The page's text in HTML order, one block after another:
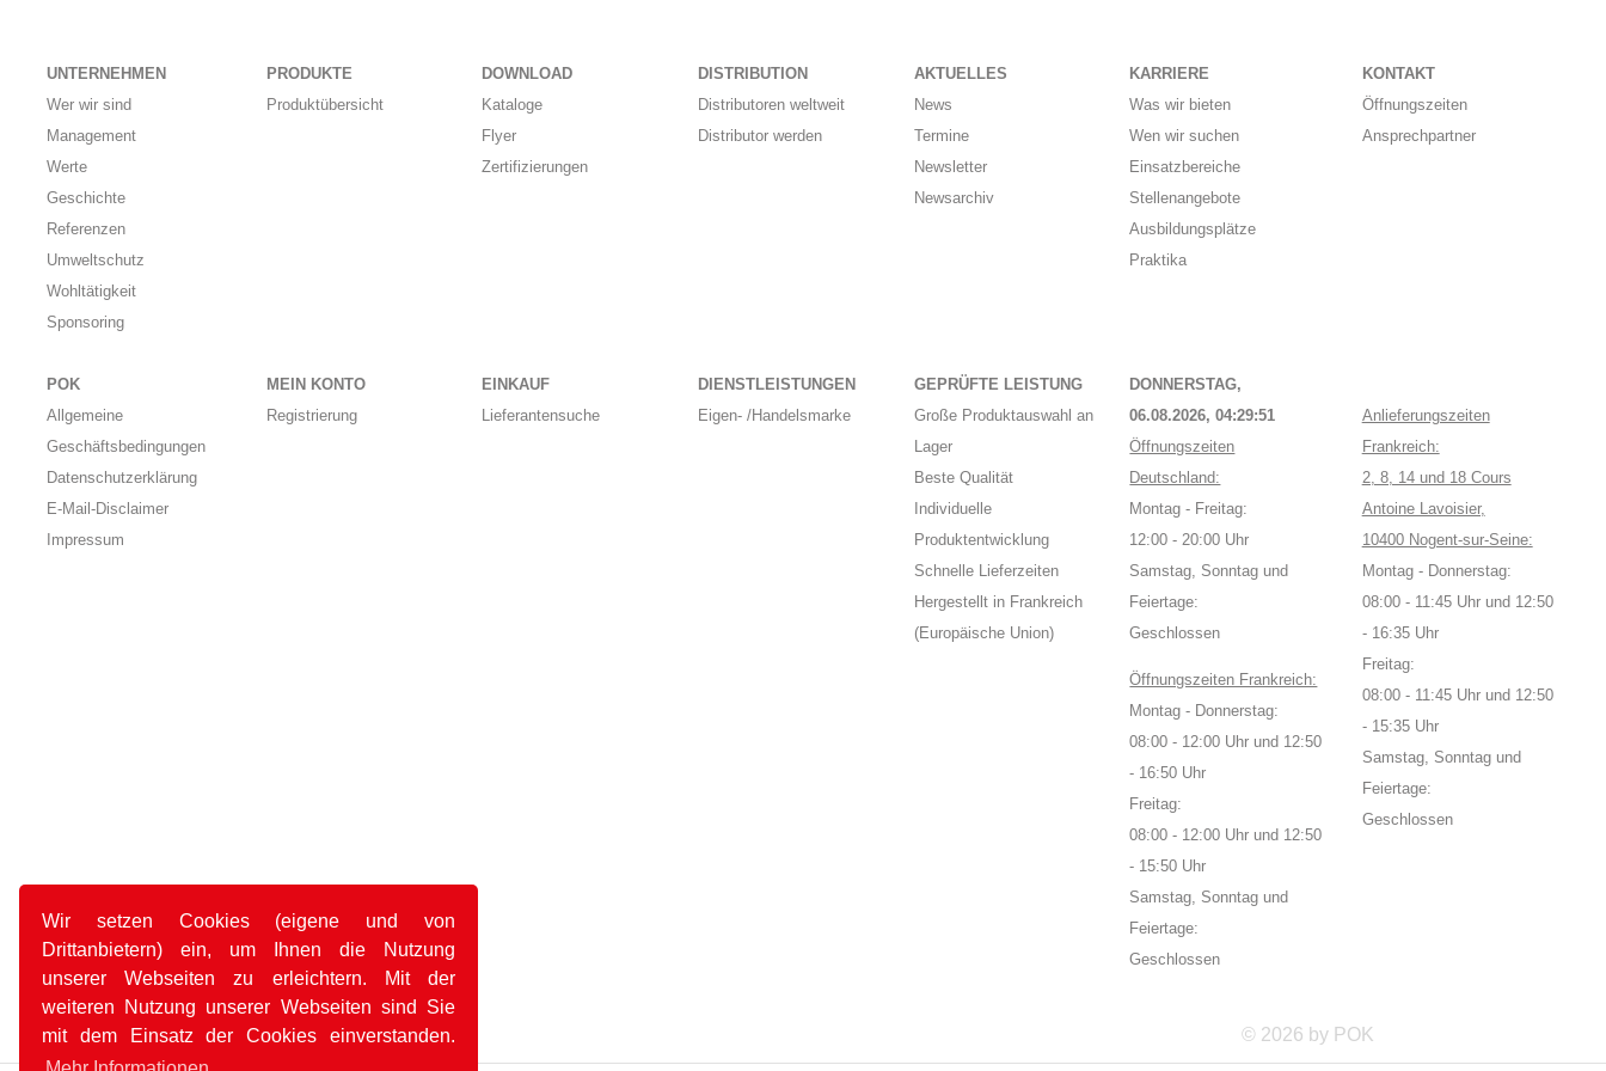
Wir setzen Cookies (eigene und von
Drittanbietern) ein, um Ihnen die Nutzung
unserer Webseiten zu erleichtern. Mit der
weiteren Nutzung unserer Webseiten sind Sie
mit dem Einsatz der Cookies einverstanden.
UNTERNEHMEN
Wer wir sind
Management
Werte
Geschichte
Referenzen
Umweltschutz
Wohltätigkeit
Sponsoring
PRODUKTE
Produktübersicht
DOWNLOAD
Kataloge
Flyer
Zertifizierungen
DISTRIBUTION
Distributoren weltweit
Distributor werden
AKTUELLES
News
Termine
Newsletter
Newsarchiv
KARRIERE
Was wir bieten
Wen wir suchen
Einsatzbereiche
Stellenangebote
Ausbildungsplätze
Praktika
KONTAKT
Öffnungszeiten
Ansprechpartner
POK
Allgemeine
Geschäftsbedingungen
Datenschutzerklärung
E-Mail-Disclaimer
Impressum
MEIN KONTO
Registrierung
EINKAUF
Lieferantensuche
DIENSTLEISTUNGEN
Eigen- /Handelsmarke
GEPRÜFTE LEISTUNG
Große Produktauswahl an
Lager
Beste Qualität
Individuelle
Produktentwicklung
Schnelle Lieferzeiten
Hergestellt in Frankreich
(Europäische Union)
DONNERSTAG,
06.08.2026, 04:29:51
Öffnungszeiten
Deutschland:
Montag - Freitag:
12:00 - 20:00 Uhr
Samstag, Sonntag und
Feiertage:
Geschlossen
Öffnungszeiten Frankreich:
Montag - Donnerstag:
08:00 - 12:00 Uhr und 12:50
- 16:50 Uhr
Freitag:
08:00 - 12:00 Uhr und 12:50
- 15:50 Uhr
Samstag, Sonntag und
Feiertage:
Geschlossen
Anlieferungszeiten
Frankreich:
2, 8, 14 und 18 Cours
Antoine Lavoisier,
10400 Nogent-sur-Seine:
Montag - Donnerstag:
08:00 - 11:45 Uhr und 12:50
- 16:35 Uhr
Freitag:
08:00 - 11:45 Uhr und 12:50
- 15:35 Uhr
Samstag, Sonntag und
Feiertage:
Geschlossen
© 2026 by POK